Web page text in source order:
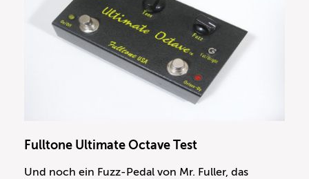
Fulltone Ultimate Octave Test
Und noch ein Fuzz-Pedal von Mr. Fuller, das